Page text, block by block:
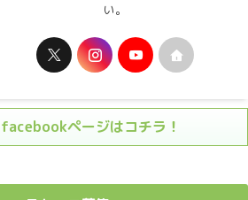
い。
facebookページはコチラ！